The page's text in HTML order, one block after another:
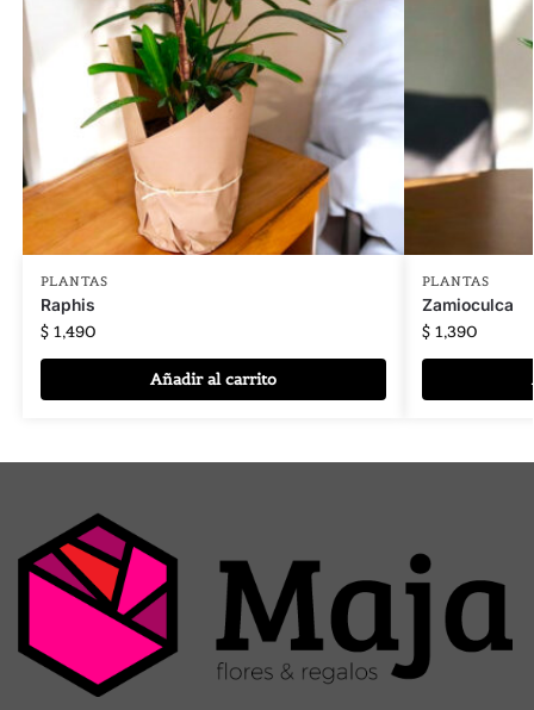
PLANTAS
Raphis
$1,490
Añadir al carrito
PLANTAS
Zamioculca
$1,390